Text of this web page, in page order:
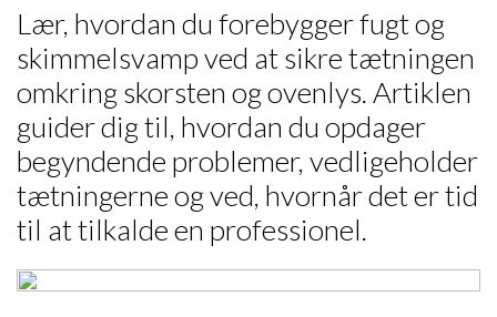
Lær, hvordan du forebygger fugt og
skimmelsvamp ved at sikre tætningen
omkring skorsten og ovenlys. Artiklen
guider dig til, hvordan du opdager
begyndende problemer, vedligeholder
tætningerne og ved, hvornår det er tid
til at tilkalde en professionel.